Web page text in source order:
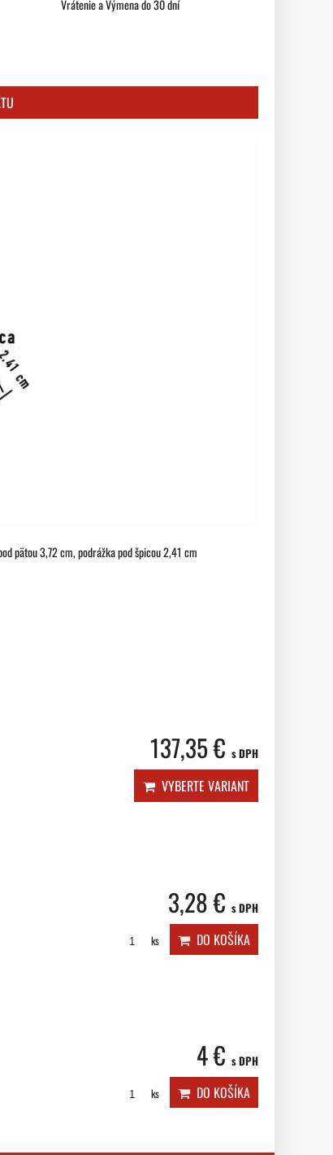
Vrátenie a Výmena do 30 dní
pätou 3,72 cm, podrážka pod špicou 2,41 cm
137,35 € s DPH
VYBERTE VARIANT
3,28 € s DPH
ks DO KOŠÍKA
4 € s DPH
ks DO KOŠÍKA